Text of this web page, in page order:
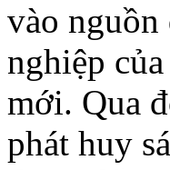
vào
nghiệp
mới. Qua
phát huy